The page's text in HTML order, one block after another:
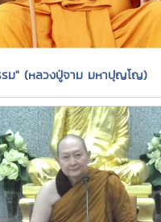
รม" (หลวงปู่จาม มหาปุญโญ)